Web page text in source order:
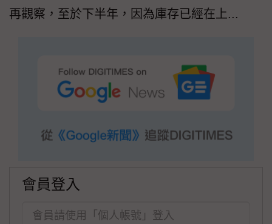
再觀察，至於下半年，因為庫存已經在上...
會員登入